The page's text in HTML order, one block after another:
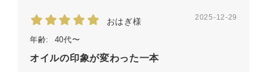
おはぎ様 2025-12-29
年齢: 40代〜
オイルの印象が変わった一本